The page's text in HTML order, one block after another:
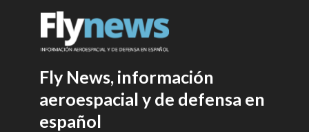
Fly News, información
aeroespacial y de defensa en
español